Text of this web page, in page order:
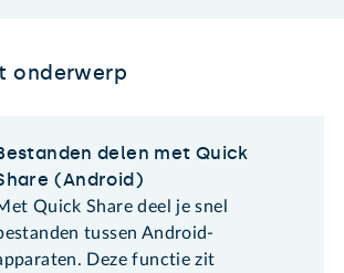
onderwerp
delen met Quick
(Android)
Quick Share deel je snel
tussen Android-
Deze functie zit